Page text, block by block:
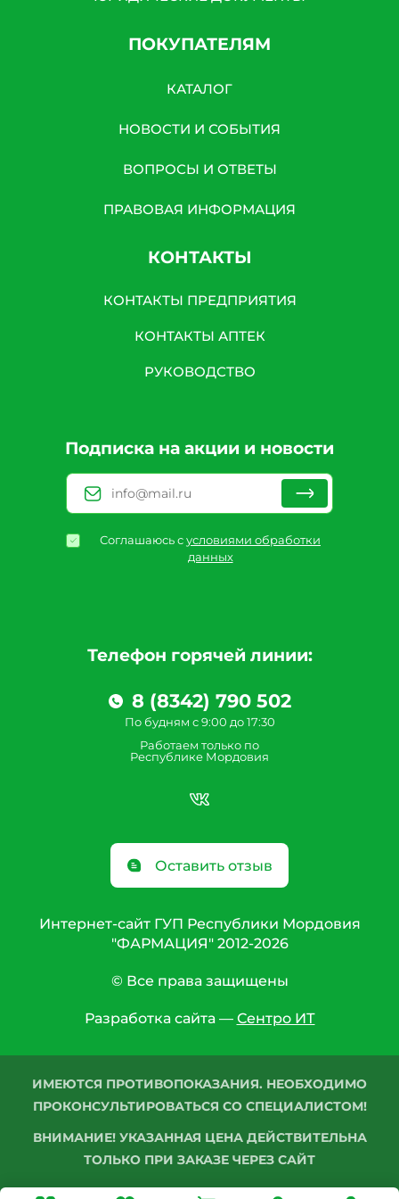
Телефон горячей линии:
8 (8342) 790 502
По будням с 9:00 до 17:30
Работаем только по
Республике Мордовия
Оставить отзыв
ПОКУПАТЕЛЯМ
КАТАЛОГ
НОВОСТИ И СОБЫТИЯ
ВОПРОСЫ И ОТВЕТЫ
ПРАВОВАЯ ИНФОРМАЦИЯ
КОНТАКТЫ
КОНТАКТЫ ПРЕДПРИЯТИЯ
КОНТАКТЫ АПТЕК
РУКОВОДСТВО
Подписка на акции и новости
Соглашаюсь сусловиями обработки
данных
Интернет-сайт ГУП Республики Мордовия
"ФАРМАЦИЯ" 2012-2026
© Все права защищены
Разработка сайта — Сентро ИТ
ИМЕЮТСЯ ПРОТИВОПОКАЗАНИЯ. НЕОБХОДИМО
ПРОКОНСУЛЬТИРОВАТЬСЯ СО СПЕЦИАЛИСТОМ!
ВНИМАНИЕ! УКАЗАННАЯ ЦЕНА ДЕЙСТВИТЕЛЬНА
ТОЛЬКО ПРИ ЗАКАЗЕ ЧЕРЕЗ САЙТ